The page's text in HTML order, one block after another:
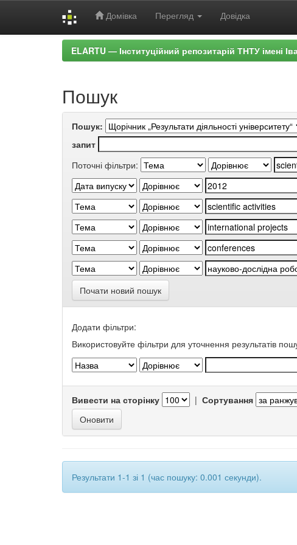
Домівка Перегляд Довідка
ELARTU — Інституційний репозитарій ТНТУ імені
Пошук
Пошук:
запит
Поточні фільтри:
Почати новий пошук
Додати фільтри:
Використовуйте фільтри для уточнення результатів
Вивести на сторінку | Сортування
Результати 1-1 зі 1 (час пошуку: 0.001 секунди).